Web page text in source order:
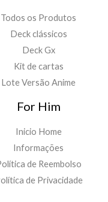
Todos os Produtos
Deck clássicos
Deck Gx
Kit de cartas
Lote Versão Anime
For Him
Inicio Home
Informações
de Reembolso
de Privacidade